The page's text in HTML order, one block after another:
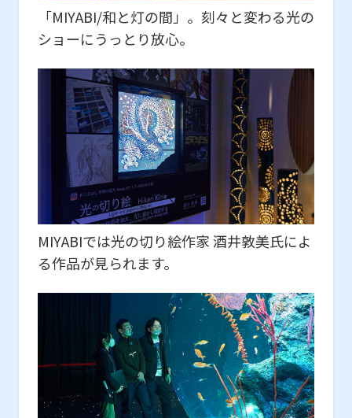
「MIYABI/和と灯の間」。刻々と変わる光の
ショーにうっとり放心。
MIYABIでは光の切り絵作家 酒井敦美氏によ
る作品が見られます。